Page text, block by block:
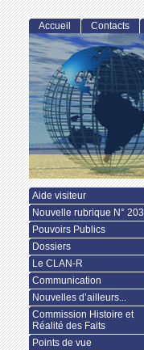
Accueil Contacts
Aide visiteur
Nouvelle rubrique N° 203
Pouvoirs Publics
Dossiers
Le CLAN-R
Communication
Nouvelles d’ailleurs...
Commission Histoire et
Réalité des Faits
Points de vue